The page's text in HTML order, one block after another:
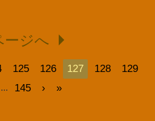
ージへ
125 126 127 128
129
... 145 › »